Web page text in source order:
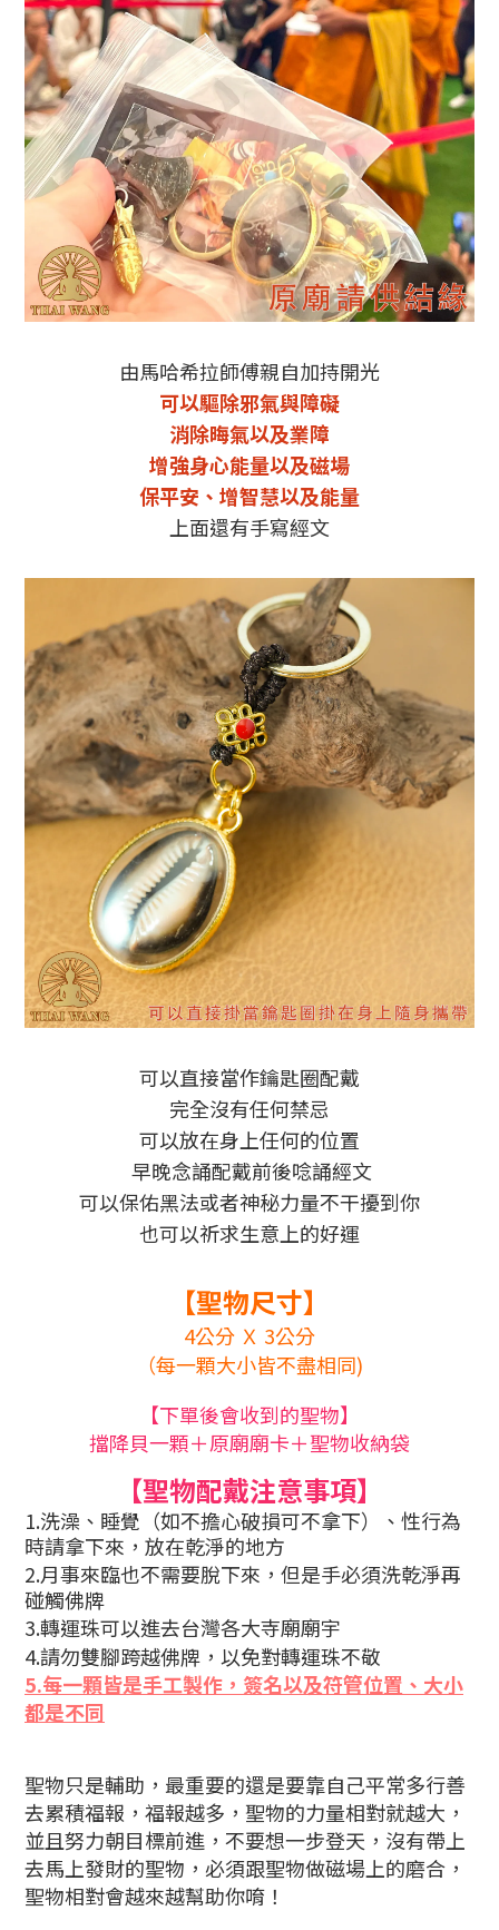
由馬哈希拉師傅親自加持開光
可以驅除邪氣與障礙
消除晦氣以及業障
增強身心能量以及磁場
保平安、增智慧以及能量
上面還有手寫經文
可以直接當作鑰匙圈配戴
完全沒有任何禁忌
可以放在身上任何的位置
早晚念誦配戴前後唸誦經文
可以保佑黑法或者神秘力量不干擾到你
也可以祈求生意上的好運
【聖物尺寸】
4公分 Ｘ 3公分
（每一顆大小皆不盡相同)
【下單後會收到的聖物】
擋降貝一顆＋原廟廟卡＋聖物收納袋
【聖物配戴注意事項】
1.洗澡、睡覺（如不擔心破損可不拿下）、性行為
時請拿下來，放在乾淨的地方
2.月事來臨也不需要脫下來，但是手必須洗乾淨再
碰觸佛牌
3.轉運珠可以進去台灣各大寺廟廟宇
4.請勿雙腳跨越佛牌，以免對轉運珠不敬
5.每一顆皆是手工製作，簽名以及符管位置、大小
都是不同
聖物只是輔助，最重要的還是要靠自己平常多行善
去累積福報，福報越多，聖物的力量相對就越大，
並且努力朝目標前進，不要想一步登天，沒有帶上
去馬上發財的聖物，必須跟聖物做磁場上的磨合，
聖物相對會越來越幫助你唷！